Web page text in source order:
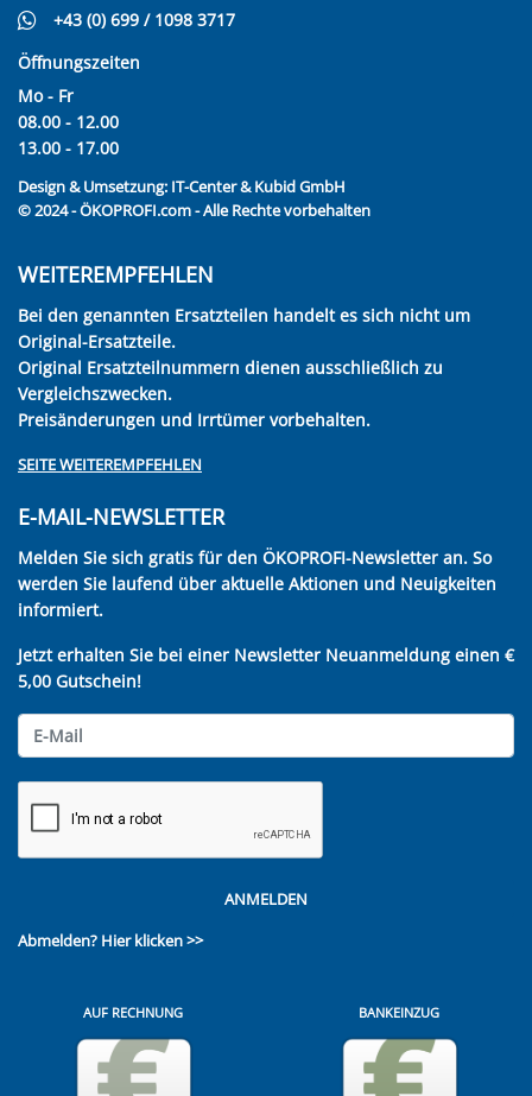
+43 (0) 699 / 1098 3717
Öffnungszeiten
Mo - Fr
08.00 - 12.00
13.00 - 17.00
Design & Umsetzung: IT-Center & Kubid GmbH
© 2024 - ÖKOPROFI.com - Alle Rechte vorbehalten
WEITEREMPFEHLEN
Bei den genannten Ersatzteilen handelt es sich nicht um
Original-Ersatzteile.
Original Ersatzteilnummern dienen ausschließlich zu
Vergleichszwecken.
Preisänderungen und Irrtümer vorbehalten.
SEITE WEITEREMPFEHLEN
E-MAIL-NEWSLETTER
Melden Sie sich gratis für den ÖKOPROFI-Newsletter an. So
werden Sie laufend über aktuelle Aktionen und Neuigkeiten
informiert.
Jetzt erhalten Sie bei einer Newsletter Neuanmeldung einen €
5,00 Gutschein!
ANMELDEN
Abmelden? Hier klicken >>
AUF RECHNUNG BANKEINZUG